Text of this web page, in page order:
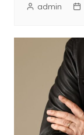
admin